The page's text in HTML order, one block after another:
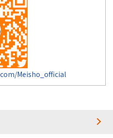
Meisho_official